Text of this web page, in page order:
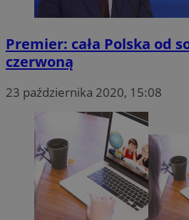
Premier: cała Polska od
czerwoną
23 października 2020, 15:08